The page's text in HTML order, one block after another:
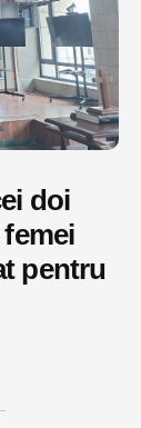
doi
pentru